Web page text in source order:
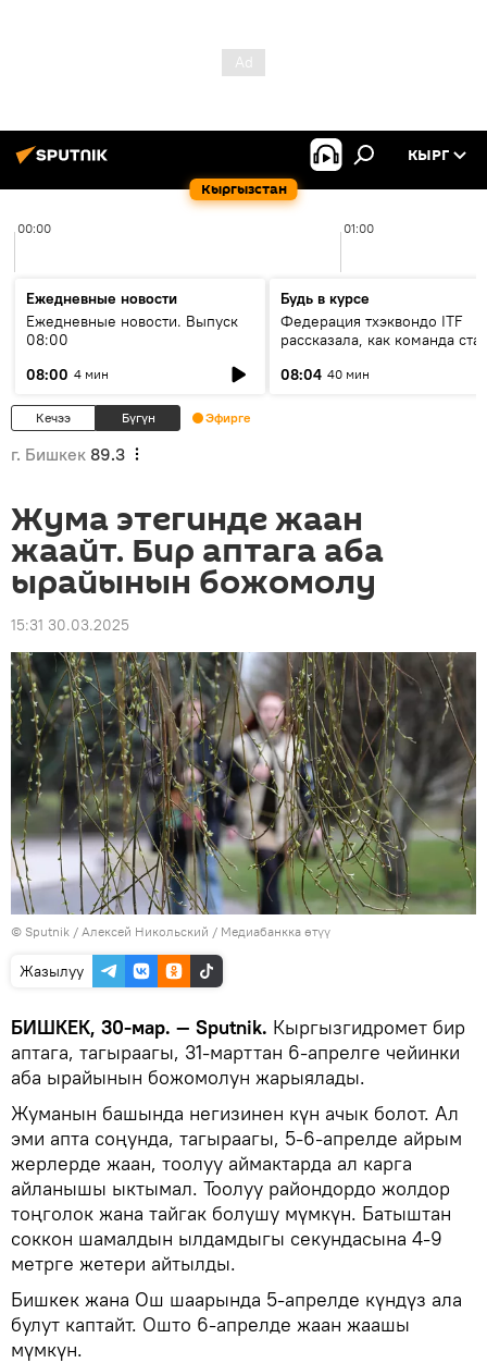
Кыргызстан
КЫРГ
00:00 01:00
Ежедневные новости
Ежедневные новости. Выпуск
08:00
08:00 4 мин
Будь в курсе
Федерация тхэквондо ITF
рассказала, как команда
08:04 40 мин
Кечээ Бүгүн Эфирге
г. Бишкек 89.3
Жума этегинде жаан
жаайт. Бир аптага аба
ырайынын божомолу
15:31 30.03.2025
© Sputnik / Алексей Никольский / Медиабанкка өтүү
Жазылуу
БИШКЕК, 30-мар. — Sputnik. Кыргызгидромет бир
аптага, тагыраагы, 31-марттан 6-апрелге чейинки
аба ырайынын божомолун жарыялады.
Жуманын башында негизинен күн ачык болот. Ал
эми апта соңунда, тагыраагы, 5-6-апрелде айрым
жерлерде жаан, тоолуу аймактарда ал карга
айланышы ыктымал. Тоолуу райондордо жолдор
тоңголок жана тайгак болушу мүмкүн. Батыштан
соккон шамалдын ылдамдыгы секундасына 4-9
метрге жетери айтылды.
Бишкек жана Ош шаарында 5-апрелде күндүз ала
булут каптайт. Ошто 6-апрелде жаан жаашы
мүмкүн.